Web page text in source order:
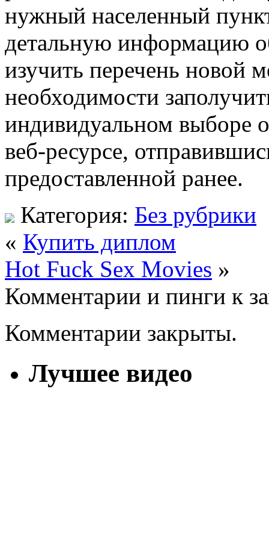
нужный населенный
детальную информацию
изучить перечень новой
необходимости
индивидуальном выборе
веб-ресурсе,
предоставленной ранее.
Категория: Без рубрики
« Купить диплом
Hot Fuck Sex Movies »
Комментарии и пинги к
Комментарии закрыты.
Лучшее видео